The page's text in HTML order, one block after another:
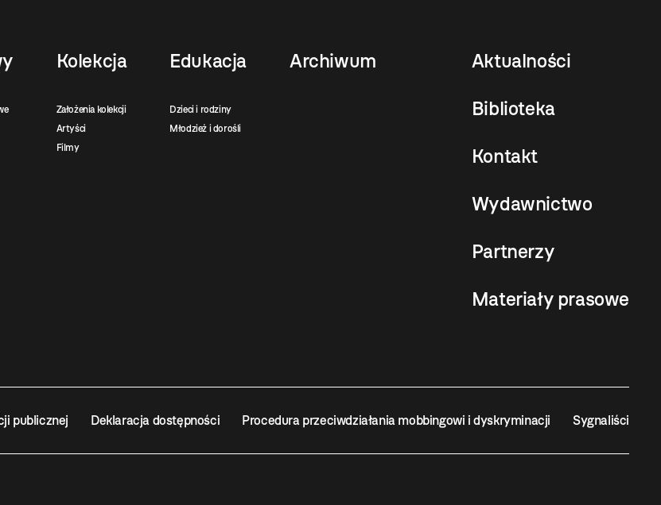
Kolekcja
Założenia kolekcji
Artyści
Filmy
Edukacja
Dzieci i rodziny
Młodzież i dorośli
Archiwum Aktualności
Biblioteka
Kontakt
Wydawnictwo
Partnerzy
Materiały prasowe
publicznej Deklaracja dostępności Procedura przeciwdziałania mobbingowi i dyskryminacji Sygnaliści